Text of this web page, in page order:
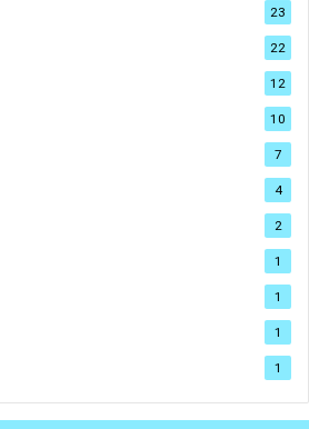
23
22
12
10
7
4
2
1
1
1
1